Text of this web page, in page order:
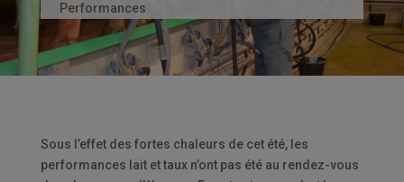
Performances
Sous l’effet des fortes chaleurs de cet été, les
performances lait et taux n’ont pas été au rendez-vous